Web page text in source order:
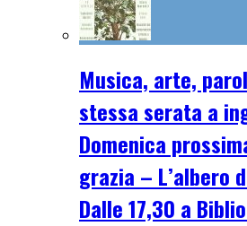
Musica, arte,
stessa serata a
Domenica
grazia – L’albero
Dalle 17,30 a